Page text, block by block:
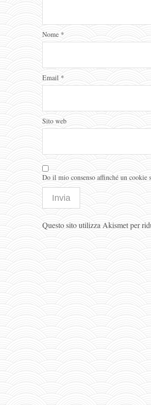
Nome *
Email *
Sito web
Do il mio consenso affinché un
Questo sito utilizza Akismet per